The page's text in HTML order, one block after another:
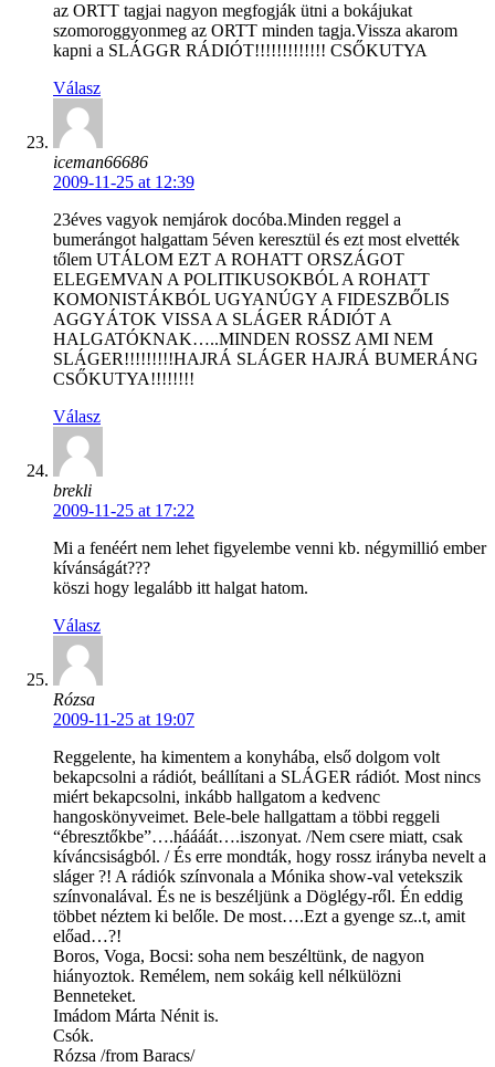
az ORTT tagjai nagyon megfogják ütni a bokájukat
szomoroggyonmeg az ORTT minden tagja.Vissza akarom
kapni a SLÁGGR RÁDIÓT!!!!!!!!!!!!! CSŐKUTYA
Válasz
iceman66686
2009-11-25 at 12:39
23éves vagyok nemjárok docóba.Minden reggel a
bumerángot halgattam 5éven keresztül és ezt most elvették
tőlem UTÁLOM EZT A ROHATT ORSZÁGOT
ELEGEMVAN A POLITIKUSOKBÓL A ROHATT
KOMONISTÁKBÓL UGYANÚGY A FIDESZBŐLIS
AGGYÁTOK VISSA A SLÁGER RÁDIÓT A
HALGATÓKNAK…..MINDEN ROSSZ AMI NEM
SLÁGER!!!!!!!!!HAJRÁ SLÁGER HAJRÁ BUMERÁNG
CSŐKUTYA!!!!!!!!
Válasz
brekli
2009-11-25 at 17:22
Mi a fenéért nem lehet figyelembe venni kb. négymillió ember
kívánságát???
köszi hogy legalább itt halgat hatom.
Válasz
Rózsa
2009-11-25 at 19:07
Reggelente, ha kimentem a konyhába, első dolgom volt
bekapcsolni a rádiót, beállítani a SLÁGER rádiót. Most nincs
miért bekapcsolni, inkább hallgatom a kedvenc
hangoskönyveimet. Bele-bele hallgattam a többi reggeli
“ébresztőkbe”….háááát….iszonyat. /Nem csere miatt, csak
kíváncsiságból. / És erre mondták, hogy rossz irányba nevelt a
sláger ?! A rádiók színvonala a Mónika show-val vetekszik
színvonalával. És ne is beszéljünk a Döglégy-ről. Én eddig
többet néztem ki belőle. De most….Ezt a gyenge sz..t, amit
előad…?!
Boros, Voga, Bocsi: soha nem beszéltünk, de nagyon
hiányoztok. Remélem, nem sokáig kell nélkülözni
Benneteket.
Imádom Márta Nénit is.
Csók.
Rózsa /from Baracs/